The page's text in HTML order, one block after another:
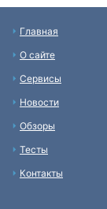
Главная
О сайте
Сервисы
Новости
Обзоры
Тесты
Контакты